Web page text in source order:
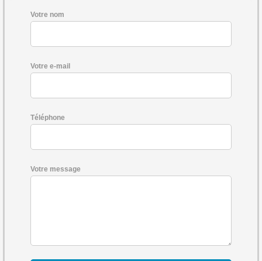
Votre nom
Votre e-mail
Téléphone
Votre message